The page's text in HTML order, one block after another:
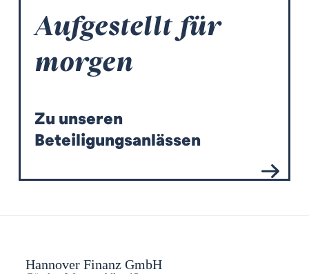
Aufgestellt für
morgen
Zu unseren
Beteiligungsanlässen
Hannover Finanz GmbH